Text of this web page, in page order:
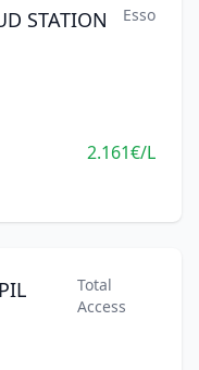
STATION
Esso
2.161€/L
Total
Access